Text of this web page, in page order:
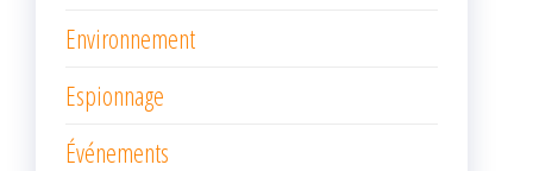
Environnement
Espionnage
Événements